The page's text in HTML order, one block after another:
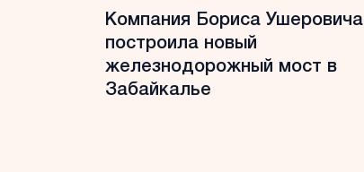
Компания Бориса Ушеровича
построила новый
железнодорожный мост в
Забайкалье